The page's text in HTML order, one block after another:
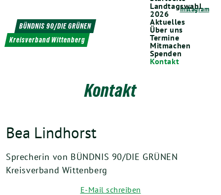
zum
Inhalt
Instagram
BÜNDNIS 90/DIE GRÜNEN
Kreisverband Wittenberg
Landtagswahl
2026
Aktuelles
Über uns
Termine
Mitmachen
Spenden
Kontakt
Kontakt
Bea Lindhorst
Sprecherin von BÜNDNIS 90/DIE GRÜNEN
Kreisverband Wittenberg
E-Mail schreiben